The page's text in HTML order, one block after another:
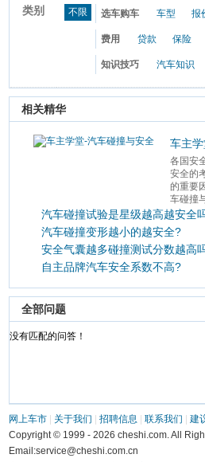
类别 不限 选车购车 车型 报
费用 贷款 保险
知识技巧 汽车知识
相关精华
车主
各国安
安全的
的重要
车碰撞
汽车碰撞试验是星级越高越安全
汽车碰撞变形越小的越安全?
安全气囊越多碰撞测试分数越高
自主品牌汽车安全系数不高?
全部问题
没有匹配的问答！
网上车市 关于我们 招聘信息 联系我们 建
Copyright © 1999 - 2026 cheshi.com. All
Email:service@cheshi.com.cn